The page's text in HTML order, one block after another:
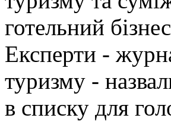
готельний
Експерти -
туризму -
в списку для